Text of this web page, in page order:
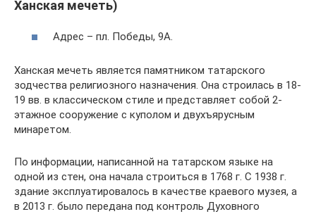
Ханская мечеть)
Адрес – пл. Победы, 9А.
Ханская мечеть является памятником татарского
зодчества религиозного назначения. Она строилась в 18-
19 вв. в классическом стиле и представляет собой 2-
этажное сооружение с куполом и двухъярусным
минаретом.
По информации, написанной на татарском языке на
одной из стен, она начала строиться в 1768 г. С 1938 г.
здание эксплуатировалось в качестве краевого музея, а
в 2013 г. было передана под контроль Духовного